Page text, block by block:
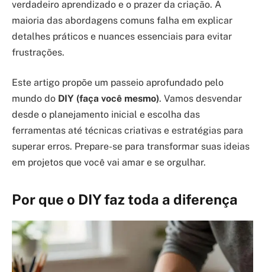
verdadeiro aprendizado e o prazer da criação. A
maioria das abordagens comuns falha em explicar
detalhes práticos e nuances essenciais para evitar
frustrações.
Este artigo propõe um passeio aprofundado pelo
mundo do DIY (faça você mesmo). Vamos desvendar
desde o planejamento inicial e escolha das
ferramentas até técnicas criativas e estratégias para
superar erros. Prepare-se para transformar suas ideias
em projetos que você vai amar e se orgulhar.
Por que o DIY faz toda a diferença